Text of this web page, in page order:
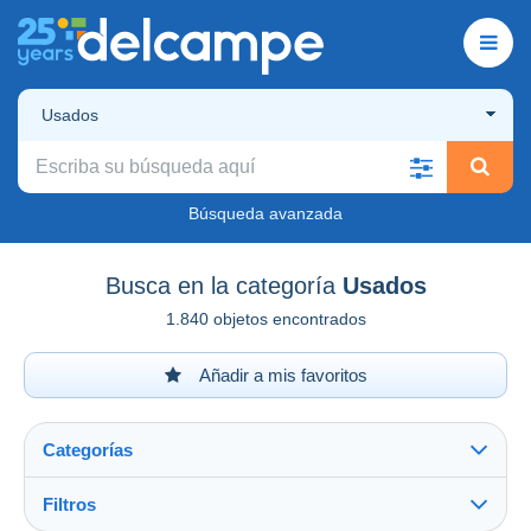
Usados
Búsqueda avanzada
Busca en la categoría Usados
1.840 objetos encontrados
Añadir a mis favoritos
Categorías
Filtros